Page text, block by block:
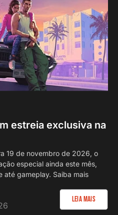
estreia exclusiva na
19 de novembro de 2026, o
especial ainda este mês,
até gameplay. Saiba mais
Leia Mais